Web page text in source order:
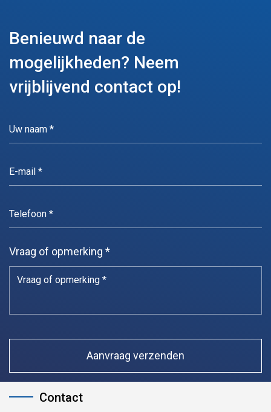
Benieuwd naar de
mogelijkheden? Neem
vrijblijvend contact op!
Vraag of opmerking *